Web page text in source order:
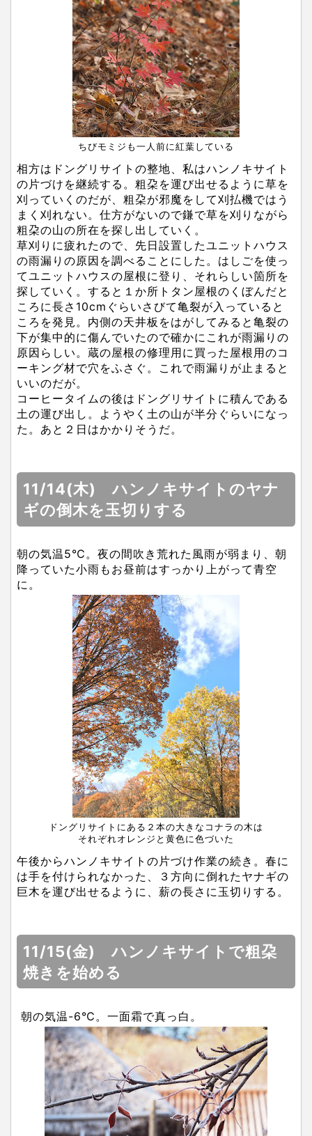
ちびモミジも一人前に紅葉している
相方はドングリサイトの整地、私はハンノキサイト
の片づけを継続する。粗朶を運び出せるように草を
刈っていくのだが、粗朶が邪魔をして刈払機ではう
まく刈れない。仕方がないので鎌で草を刈りながら
粗朶の山の所在を探し出していく。
草刈りに疲れたので、先日設置したユニットハウス
の雨漏りの原因を調べることにした。はしごを使っ
てユニットハウスの屋根に登り、それらしい箇所を
探していく。すると１か所トタン屋根のくぼんだと
ころに長さ10cmぐらいさびて亀裂が入っていると
ころを発見。内側の天井板をはがしてみると亀裂の
下が集中的に傷んでいたので確かにこれが雨漏りの
原因らしい。蔵の屋根の修理用に買った屋根用のコ
ーキング材で穴をふさぐ。これで雨漏りが止まると
いいのだが。
コーヒータイムの後はドングリサイトに積んである
土の運び出し。ようやく土の山が半分ぐらいになっ
た。あと２日はかかりそうだ。
11/14(木) ハンノキサイトのヤナ
ギの倒木を玉切りする
朝の気温5℃。夜の間吹き荒れた風雨が弱まり、朝
降っていた小雨もお昼前はすっかり上がって青空
に。
ドングリサイトにある２本の大きなコナラの木は
それぞれオレンジと黄色に色づいた
午後からハンノキサイトの片づけ作業の続き。春に
は手を付けられなかった、３方向に倒れたヤナギの
巨木を運び出せるように、薪の長さに玉切りする。
11/15(金) ハンノキサイトで粗朶
焼きを始める
朝の気温-6℃。一面霜で真っ白。